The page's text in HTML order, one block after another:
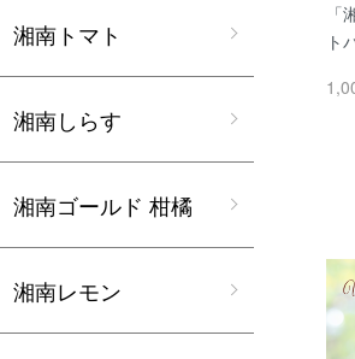
ト
湘南トマト
湘南しらす
湘南ゴールド 柑橘
湘南レモン